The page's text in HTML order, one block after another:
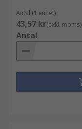
Antal (1 enhet)
43,57 kr(exkl. moms)
Antal